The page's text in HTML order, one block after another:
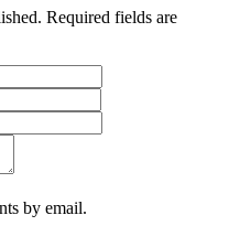
Required fields are
by email.